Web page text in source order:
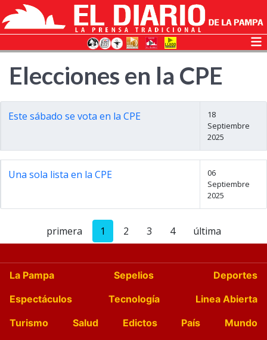
Elecciones en la CPE
Este sábado se vota en la CPE
18
Septiembre
2025
Una sola lista en la CPE
06
Septiembre
2025
primera 1 2 3 4 última
La Pampa Sepelios
Deportes
Espectáculos
Tecnología
Linea Abierta
Turismo
Salud Edictos País
Mundo